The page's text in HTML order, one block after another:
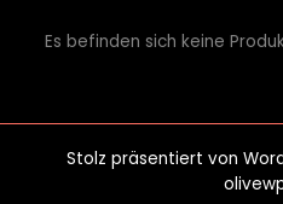
Es befinden sich keine
Stolz präsentiert von